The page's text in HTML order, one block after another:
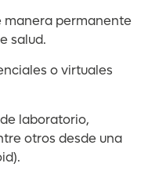
manera permanente
salud.
o virtuales
laboratorio,
otros desde una